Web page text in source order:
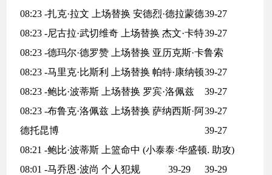
08:23 -扎克·拉文 上场替换 安德烈·德拉蒙德39-27
08:23 -尼古拉·武切维奇 上场替换 杰文·卡特39-27
08:23 -德玛尔·德罗赞 上场替换 亚历克斯·卡鲁索
39-27
08:23 -马里克·比斯利 上场替换 帕特·康纳顿
39-27
08:23 -鲍比·波蒂斯 上场替换 罗宾·洛佩兹
39-27
08:23 -布鲁克·洛佩兹 上场替换 萨纳西斯·阿
德托昆博
39-27
08:21 -鲍比·波蒂斯 上篮命中 (小泰泰·华盛顿. 助攻)
39-29
08:01 -马乔恩·波尚 个人犯规
39-29